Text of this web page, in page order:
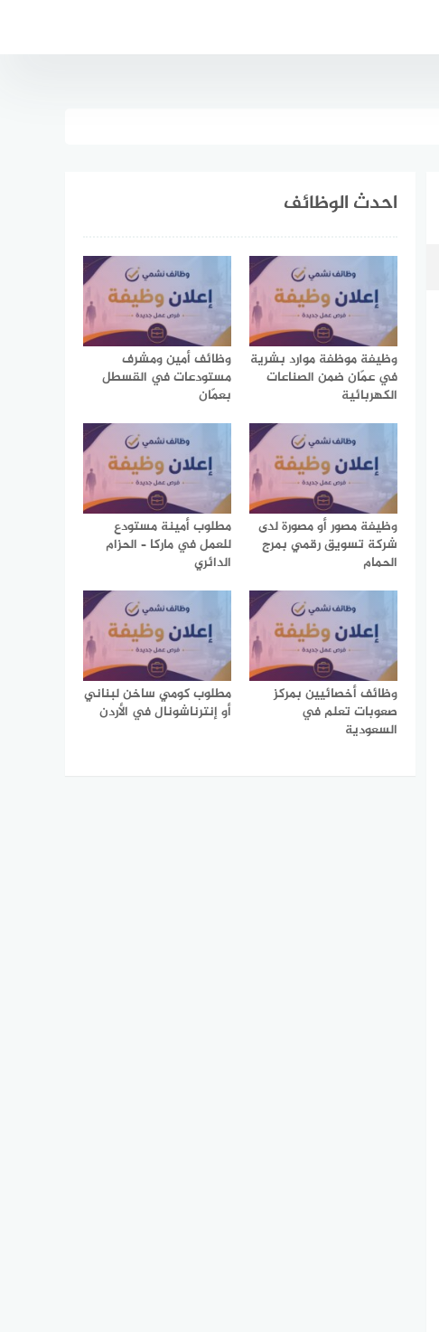
احدث الوظائف
وظيفة موظفة موارد بشرية
في عمّان ضمن الصناعات
الكهربائية
وظائف أمين ومشرف
مستودعات في القسطل
بعمّان
وظيفة مصور أو مصورة لدى
شركة تسويق رقمي بمرج
الحمام
مطلوب أمينة مستودع
للعمل في ماركا – الحزام
الدائري
وظائف أخصائيين بمركز
صعوبات تعلم في
السعودية
مطلوب كومي ساخن لبناني
أو إنترناشونال في الأردن